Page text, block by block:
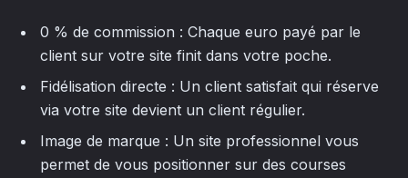
0 % de commission : Chaque euro payé par le
client sur votre site finit dans votre poche.
Fidélisation directe : Un client satisfait qui réserve
via votre site devient un client régulier.
Image de marque : Un site professionnel vous
permet de vous positionner sur des courses